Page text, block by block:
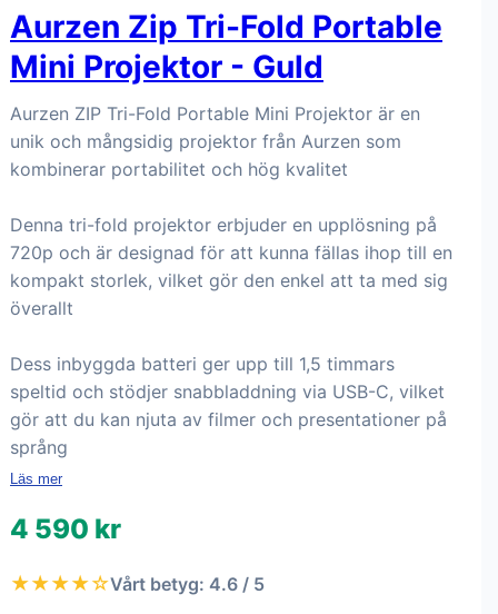
Aurzen Zip Tri-Fold Portable
Mini Projektor - Guld
Aurzen ZIP Tri-Fold Portable Mini Projektor är en
unik och mångsidig projektor från Aurzen som
kombinerar portabilitet och hög kvalitet
Denna tri-fold projektor erbjuder en upplösning på
720p och är designad för att kunna fällas ihop till en
kompakt storlek, vilket gör den enkel att ta med sig
överallt
Dess inbyggda batteri ger upp till 1,5 timmars
speltid och stödjer snabbladdning via USB-C, vilket
gör att du kan njuta av filmer och presentationer på
språng
Läs mer
4 590 kr
★★★★☆Vårt betyg: 4.6 / 5